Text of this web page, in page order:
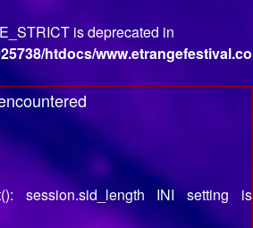
is deprecated in
htdocs/
session.sid_length INI setting is